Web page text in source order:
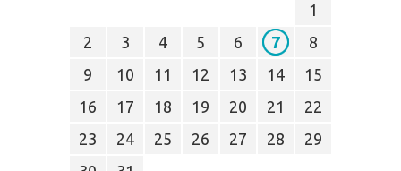
1
2
3 4 5 6 7
8
9
10 11 12 13 14
15
16
17 18 19 20 21
22
23
24 25 26 27 28
29